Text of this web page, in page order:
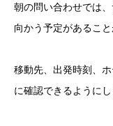
朝の問い合わせでは
向かう予定があること
移動先、出発時刻、
に確認できるようにし